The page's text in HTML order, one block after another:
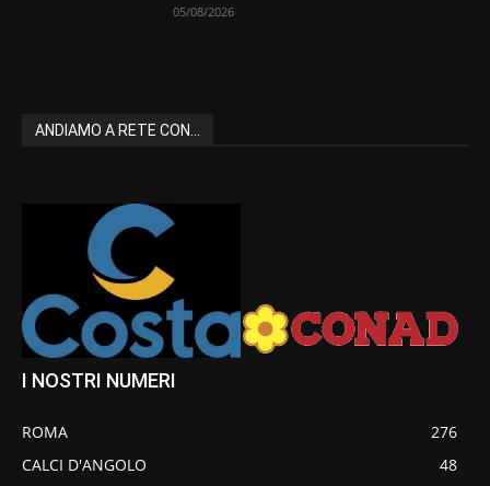
05/08/2026
ANDIAMO A RETE CON...
I NOSTRI NUMERI
ROMA
276
CALCI D'ANGOLO
48